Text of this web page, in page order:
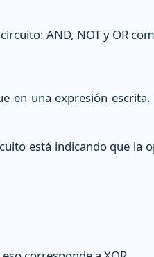
AND, NOT y OR
en una expresión
está indicando que la